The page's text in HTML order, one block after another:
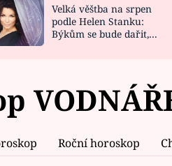
Velká věštba na srpen
podle Helen Stanku:
Býkům se bude dařit,
Roční horoskop